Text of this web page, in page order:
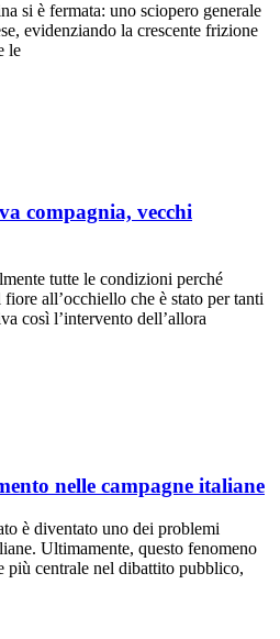
si è fermata: uno sciopero generale
evidenziando la crescente frizione
le
compagnia, vecchi
tutte le condizioni perché
all’occhiello che è stato per tanti
così l’intervento dell’allora
nelle campagne italiane
è diventato uno dei problemi
Ultimamente, questo fenomeno
più centrale nel dibattito pubblico,